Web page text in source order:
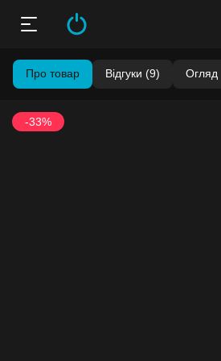
Про товар Відгуки (9) Огляд
-33%